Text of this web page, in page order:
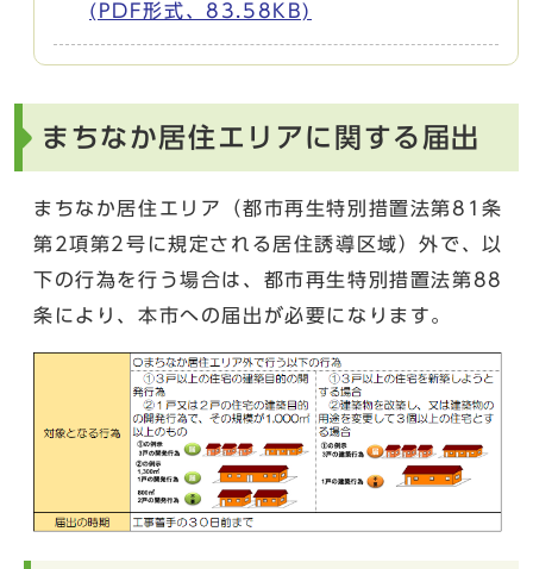
(PDF形式、83.58KB)
まちなか居住エリアに関する届出
まちなか居住エリア（都市再生特別措置法第81条
第2項第2号に規定される居住誘導区域）外で、以
下の行為を行う場合は、都市再生特別措置法第88
条により、本市への届出が必要になります。